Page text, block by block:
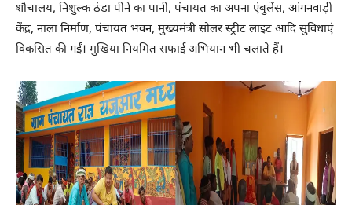
शौचालय, निशुल्क ठंडा पीने का पानी, पंचायत का अपना एंबुलेंस, आंगनवाड़ी
केंद्र, नाला निर्माण, पंचायत भवन, मुख्यमंत्री सोलर स्ट्रीट लाइट आदि सुविधाएं
विकसित की गईं। मुखिया नियमित सफाई अभियान भी चलाते हैं।